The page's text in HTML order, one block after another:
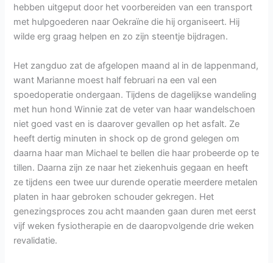
hebben uitgeput door het voorbereiden van een transport
met hulpgoederen naar Oekraïne die hij organiseert. Hij
wilde erg graag helpen en zo zijn steentje bijdragen.
Het zangduo zat de afgelopen maand al in de lappenmand,
want Marianne moest half februari na een val een
spoedoperatie ondergaan. Tijdens de dagelijkse wandeling
met hun hond Winnie zat de veter van haar wandelschoen
niet goed vast en is daarover gevallen op het asfalt. Ze
heeft dertig minuten in shock op de grond gelegen om
daarna haar man Michael te bellen die haar probeerde op te
tillen. Daarna zijn ze naar het ziekenhuis gegaan en heeft
ze tijdens een twee uur durende operatie meerdere metalen
platen in haar gebroken schouder gekregen. Het
genezingsproces zou acht maanden gaan duren met eerst
vijf weken fysiotherapie en de daaropvolgende drie weken
revalidatie.